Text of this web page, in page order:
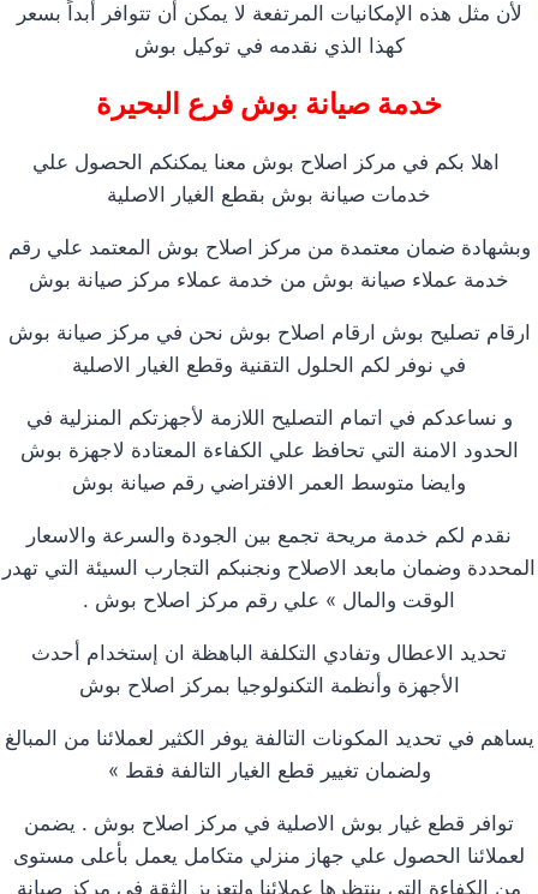
لأن مثل هذه الإمكانيات المرتفعة لا يمكن أن تتوافر أبداً بسعر
كهذا الذي نقدمه في توكيل بوش
خدمة صيانة بوش فرع البحيرة
اهلا بكم في مركز اصلاح بوش معنا يمكنكم الحصول علي
خدمات صيانة بوش بقطع الغيار الاصلية
وبشهادة ضمان معتمدة من مركز اصلاح بوش المعتمد علي رقم
خدمة عملاء صيانة بوش من خدمة عملاء مركز صيانة بوش
ارقام تصليح بوش ارقام اصلاح بوش نحن في مركز صيانة بوش
في نوفر لكم الحلول التقنية وقطع الغيار الاصلية
و نساعدكم في اتمام التصليح اللازمة لأجهزتكم المنزلية في
الحدود الامنة التي تحافظ علي الكفاءة المعتادة لاجهزة بوش
وايضا متوسط العمر الافتراضي رقم صيانة بوش
نقدم لكم خدمة مريحة تجمع بين الجودة والسرعة والاسعار
المحددة وضمان مابعد الاصلاح ونجنبكم التجارب السيئة التي تهدر
الوقت والمال » علي رقم مركز اصلاح بوش .
تحديد الاعطال وتفادي التكلفة الباهظة ان إستخدام أحدث
الأجهزة وأنظمة التكنولوجيا بمركز اصلاح بوش
يساهم في تحديد المكونات التالفة يوفر الكثير لعملائنا من المبالغ
ولضمان تغيير قطع الغيار التالفة فقط »
توافر قطع غيار بوش الاصلية في مركز اصلاح بوش . يضمن
لعملائنا الحصول علي جهاز منزلي متكامل يعمل بأعلى مستوى
من الكفاءة التي ينتظرها عملائنا ولتعزيز الثقة في مركز صيانة